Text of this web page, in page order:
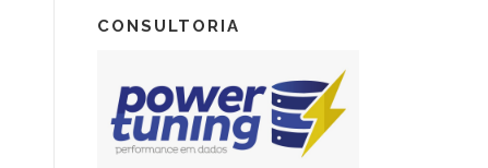
CONSULTORIA